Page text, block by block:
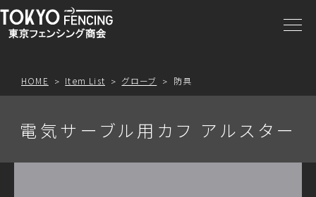
商品一覧
お問合わせ
HOME Item List グローブ 防具
電気サーブル用カフ アルスター